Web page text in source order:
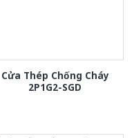
Cửa Thép Chống Cháy
2P1G2-SGD